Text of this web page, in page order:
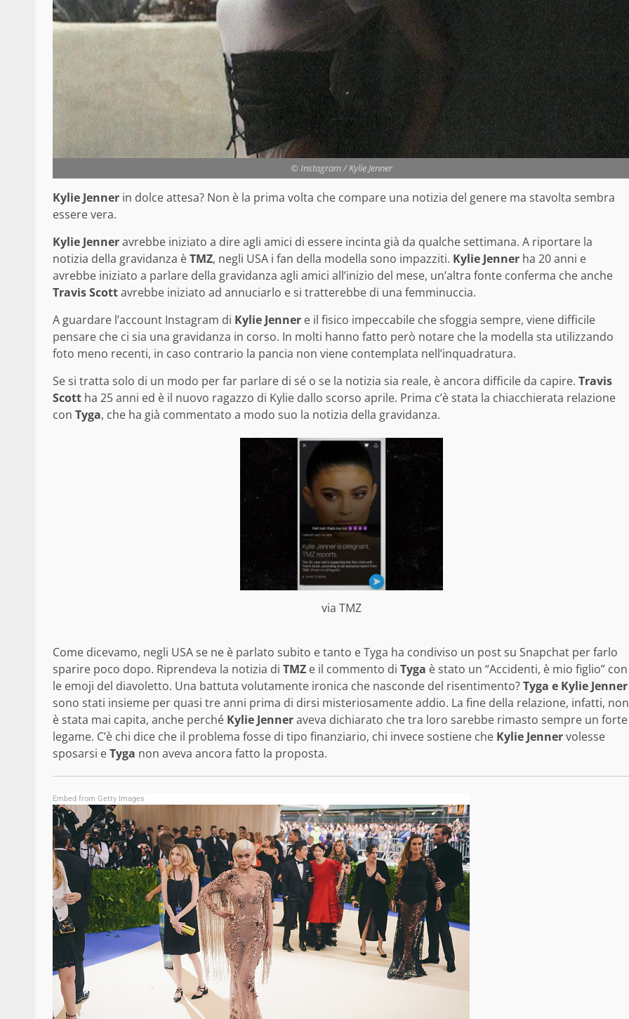
© Instagram / Kylie Jenner
Kylie Jenner in dolce attesa? Non è la prima volta che compare una notizia del genere ma stavolta sembra
essere vera.
Kylie Jenneravrebbe iniziato a dire agli amici di essere incinta già da qualche settimana. A riportare la
notizia della gravidanza èTMZ, negli USA i fan della modella sono impazziti. Kylie Jenner ha 20 anni e
avrebbe iniziato a parlare della gravidanza agli amici all’inizio del mese, un’altra fonte conferma che anche
Travis Scottavrebbe iniziato ad annuciarlo e si tratterebbe di una femminuccia.
A guardare l’account Instagram di Kylie Jenner e il fisico impeccabile che sfoggia sempre, viene difficile
pensare che ci sia una gravidanza in corso. In molti hanno fatto però notare che la modella sta utilizzando
foto meno recenti, in caso contrario la pancia non viene contemplata nell’inquadratura.
Se si tratta solo di un modo per far parlare di sé o se la notizia sia reale, è ancora difficile da capire. Travis
Scott ha 25 anni ed è il nuovo ragazzo di Kylie dallo scorso aprile. Prima c’è stata la chiacchierata relazione
con Tyga, che ha già commentato a modo suo la notizia della gravidanza.
via TMZ
Come dicevamo, negli USA se ne è parlato subito e tanto e Tyga ha condiviso un post su Snapchat per farlo
sparire poco dopo. Riprendeva la notizia di TMZ e il commento di Tyga è stato un “Accidenti, è mio figlio” con
le emoji del diavoletto. Una battuta volutamente ironica che nasconde del risentimento?Tyga e Kylie Jenner
sono stati insieme per quasi tre anni prima di dirsi misteriosamente addio. La fine della relazione, infatti, non
è stata mai capita, anche perché Kylie Jenneraveva dichiarato che tra loro sarebbe rimasto sempre un forte
legame. C’è chi dice che il problema fosse di tipo finanziario, chi invece sostiene che Kylie Jennervolesse
sposarsi eTyga non aveva ancora fatto la proposta.
Embed from Getty Images